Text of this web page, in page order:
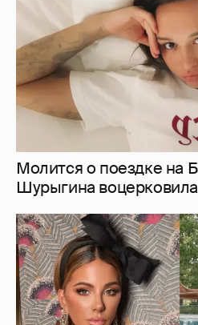
Ботинки на высокой
крашеный кот-
Бекинсейл показала,
йогой
19